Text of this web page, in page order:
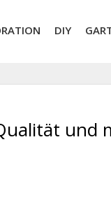
DIY
und